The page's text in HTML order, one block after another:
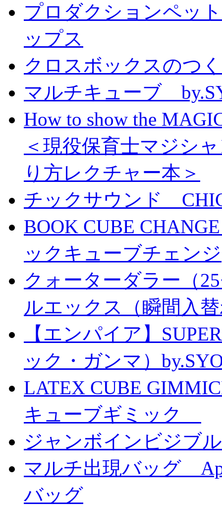
プロダクションペッ
ップス
クロスボックスのつ
マルチキューブ
How to show the
＜現役保育士マジシ
り方レクチャー本＞
チックサウンド
BOOK CUBE
ックキューブチェンジ
クォーターダラー（
ルエックス（瞬間入
【エンパイア】
ック・ガンマ）
LATEX CUBE
キューブギミック
ジャンボインビジブ
マルチ出現バッグ
バッグ